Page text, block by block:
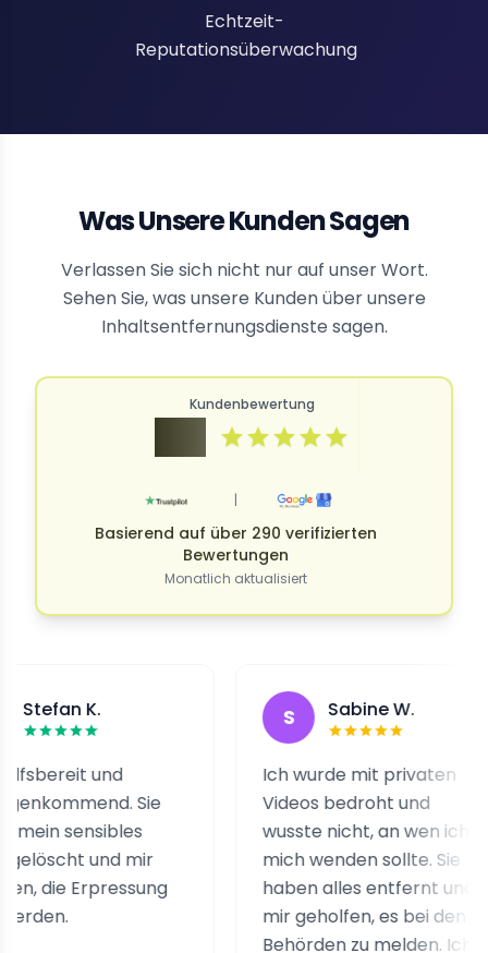
Echtzeit-
Reputationsüberwachung
Was Unsere Kunden Sagen
Verlassen Sie sich nicht nur auf unser Wort.
Sehen Sie, was unsere Kunden über unsere
Inhaltsentfernungsdienste sagen.
Kundenbewertung
|
Basierend auf über 290 verifizierten
Bewertungen
Monatlich aktualisiert
K.
und
Sie
und mir
Sabine W.
Ich wurde mit privaten
Videos bedroht und
wusste nicht, an wen ich
mich wenden sollte. Sie
haben alles entfernt und
mir geholfen, es bei den
Behörden zu melden. Ich